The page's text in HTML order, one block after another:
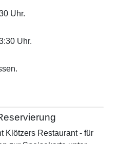
Uhr.
Uhr.
Klötzers Restaurant - für